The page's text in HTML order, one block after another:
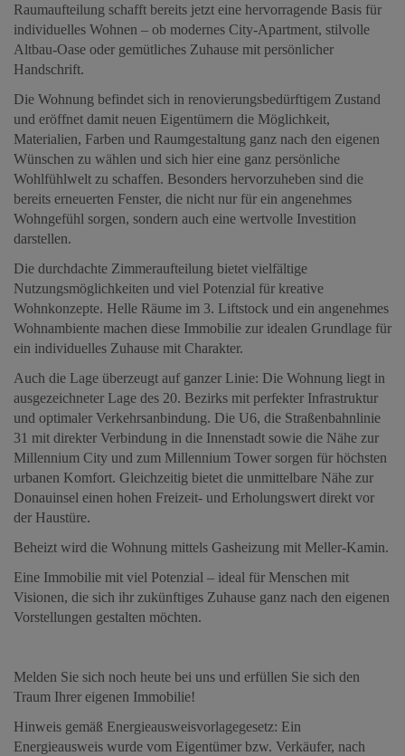
Raumaufteilung schafft bereits jetzt eine hervorragende Basis für
individuelles Wohnen – ob modernes City-Apartment, stilvolle
Altbau-Oase oder gemütliches Zuhause mit persönlicher
Handschrift.
Die Wohnung befindet sich in renovierungsbedürftigem Zustand
und eröffnet damit neuen Eigentümern die Möglichkeit,
Materialien, Farben und Raumgestaltung ganz nach den eigenen
Wünschen zu wählen und sich hier eine ganz persönliche
Wohlfühlwelt zu schaffen. Besonders hervorzuheben sind die
bereits erneuerten Fenster, die nicht nur für ein angenehmes
Wohngefühl sorgen, sondern auch eine wertvolle Investition
darstellen.
Die durchdachte Zimmeraufteilung bietet vielfältige
Nutzungsmöglichkeiten und viel Potenzial für kreative
Wohnkonzepte. Helle Räume im 3. Liftstock und ein angenehmes
Wohnambiente machen diese Immobilie zur idealen Grundlage für
ein individuelles Zuhause mit Charakter.
Auch die Lage überzeugt auf ganzer Linie: Die Wohnung liegt in
ausgezeichneter Lage des 20. Bezirks mit perfekter Infrastruktur
und optimaler Verkehrsanbindung. Die U6, die Straßenbahnlinie
31 mit direkter Verbindung in die Innenstadt sowie die Nähe zur
Millennium City und zum Millennium Tower sorgen für höchsten
urbanen Komfort. Gleichzeitig bietet die unmittelbare Nähe zur
Donauinsel einen hohen Freizeit- und Erholungswert direkt vor
der Haustüre.
Beheizt wird die Wohnung mittels Gasheizung mit Meller-Kamin.
Eine Immobilie mit viel Potenzial – ideal für Menschen mit
Visionen, die sich ihr zukünftiges Zuhause ganz nach den eigenen
Vorstellungen gestalten möchten.
Melden Sie sich noch heute bei uns und erfüllen Sie sich den
Traum Ihrer eigenen Immobilie!
Hinweis gemäß Energieausweisvorlagegesetz: Ein
Energieausweis wurde vom Eigentümer bzw. Verkäufer, nach